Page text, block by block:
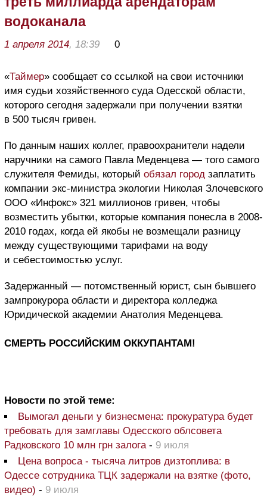
водоканала
1 апреля 2014, 18:39 0
«Таймер» сообщает со ссылкой на свои источники
имя судьи хозяйственного суда Одесской области,
которого сегодня задержали при получении взятки
в 500 тысяч гривен.
По данным наших коллег, правоохранители надели
наручники на самого Павла Меденцева — того самого
служителя Фемиды, который обязал город заплатить
компании экс-министра экологии Николая Злочевского
ООО «Инфокс» 321 миллионов гривен, чтобы
возместить убытки, которые компания понесла в 2008-
2010 годах, когда ей якобы не возмещали разницу
между существующими тарифами на воду
и себестоимостью услуг.
Задержанный — потомственный юрист, сын бывшего
зампрокурора области и директора колледжа
Юридической академии Анатолия Меденцева.
СМЕРТЬ РОССИЙСКИМ ОККУПАНТАМ!
Новости по этой теме:
Вымогал деньги у бизнесмена: прокуратура будет
требовать для замглавы Одесского облсовета
Радковского 10 млн грн залога - 9 июля
Цена вопроса - тысяча литров дизтоплива: в
Одессе сотрудника ТЦК задержали на взятке (фото,
видео) - 9 июля